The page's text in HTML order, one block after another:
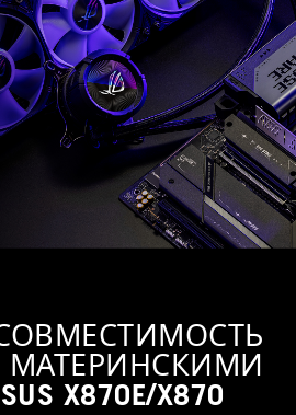
X870E/X870
Z890